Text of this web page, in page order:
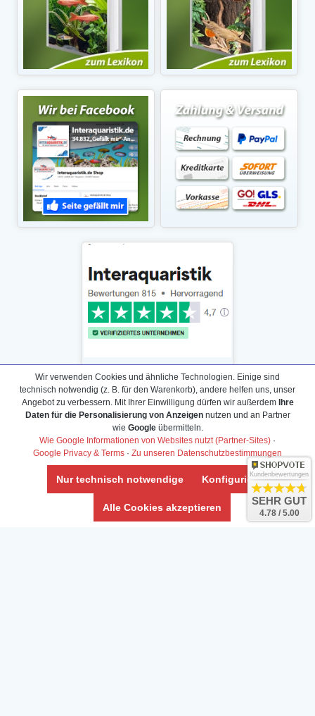
Daten­schutz­erklärung
Widerrufs­recht /Widerrufs­formular
AGB & Info
Impressum
Umwelt und Entsorgung
Vertrag widerrufen
Wir verwenden Cookies und ähnliche Technologien. Einige sind
technisch notwendig (z. B. für den Warenkorb), andere helfen uns, unser
Angebot zu verbessern. Mit Ihrer Einwilligung dürfen wir außerdem Ihre
Daten für die Personalisierung von Anzeigennutzen und an Partner
wie Googleübermitteln.
Wie Google Informationen von Websites nutzt (Partner-Sites) ·
Google Privacy & Terms · Zu unseren Datenschutzbestimmungen
Nur technisch notwendige Konfigurieren
Alle Cookies akzeptieren
Kundenbewertungen
SEHR GUT
4.78 / 5.00